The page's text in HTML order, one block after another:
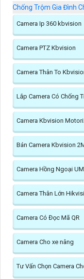
Chống Trộm Gia Đình
Camera Ip 360 kbvision
Camera PTZ Kbvision
Camera Thân To
Lắp Camera Có Chống
Camera Kbvision
Bán Camera Kbvision
Camera Hồng Ngoại
Camera Thân Lớn
Camera Có Đọc Mã QR
Camera Cho xe nâng
Tư Vấn Chọn Camera